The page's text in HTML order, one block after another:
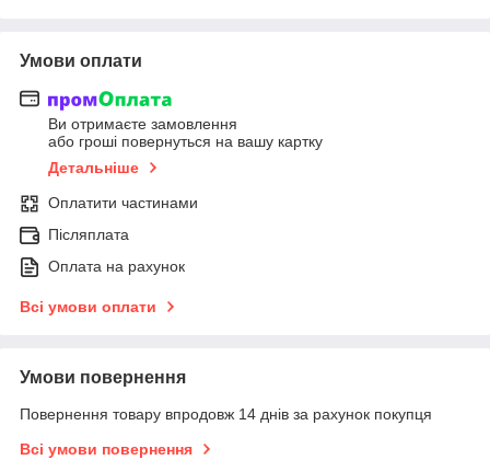
Умови оплати
Ви отримаєте замовлення
або гроші повернуться на вашу картку
Детальніше
Оплатити частинами
Післяплата
Оплата на рахунок
Всі умови оплати
Умови повернення
Повернення товару впродовж 14 днів за рахунок покупця
Всі умови повернення